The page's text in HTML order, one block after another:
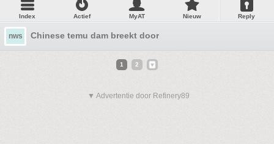
Index Actief MyAT Nieuw Reply
nws Chinese temu dam breekt door
1 2
▼ Advertentie door Refinery89